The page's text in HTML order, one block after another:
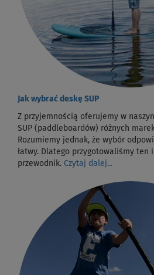
Jak wybrać deskę SUP
Z przyjemnością oferujemy w
SUP (paddleboardów) różnych
Rozumiemy jednak, że wybór
łatwy. Dlatego przygotowaliśmy ten
przewodnik. Czytaj dalej...